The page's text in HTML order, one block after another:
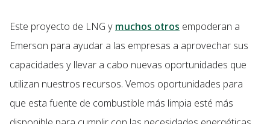
Este proyecto de LNG y muchos otros empoderan a
Emerson para ayudar a las empresas a aprovechar sus
capacidades y llevar a cabo nuevas oportunidades que
utilizan nuestros recursos. Vemos oportunidades para
que esta fuente de combustible más limpia esté más